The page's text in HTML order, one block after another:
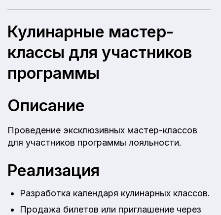
Кулинарные мастер-
классы для участников
программы
Описание
Проведение эксклюзивных мастер-классов
для участников программы лояльности.
Реализация
Разработка календаря кулинарных классов.
Продажа билетов или приглашение через